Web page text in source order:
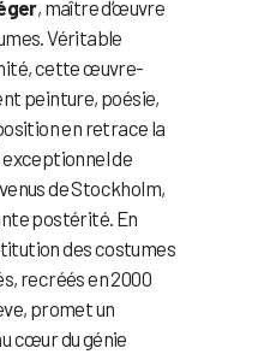
, maître d’œuvre
Véritable
cette œuvre-
peinture, poésie,
en retrace la
de
de Stockholm,
postérité. En
des costumes
recréés en 2000
promet un
cœur du génie